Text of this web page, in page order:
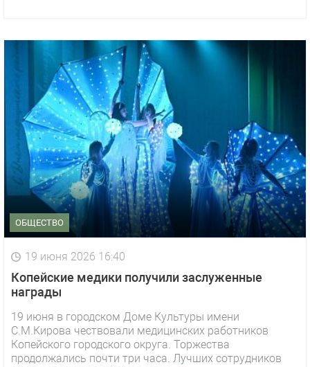
ОБЩЕСТВО
19 июня 2026 16:40
Копейские медики получили заслуженные
награды
19 июня в городском Доме Культуры имени
С.М.Кирова чествовали медицинских работников
Копейского городского округа. Торжества
продолжались почти три часа. Лучших сотрудников
1 видео СМОТРЕТЬ
29 октября 2025 15:50